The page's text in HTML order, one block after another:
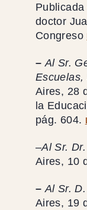
doctor
Congreso
–Al Sr.
Escuelas,
Aires, 28
la
pág. 604.
–Al Sr.
Aires, 10
–Al Sr.
Aires, 19